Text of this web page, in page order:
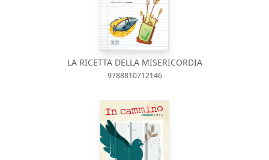
LA RICETTA DELLA MISERICORDIA
9788810712146